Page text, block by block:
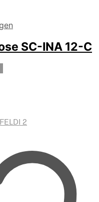
SC-INA 12-C
Die
auf
der
Produktseite
gewählt